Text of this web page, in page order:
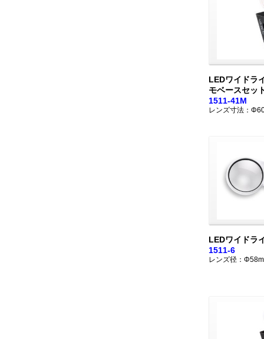
LEDワイドラ
モベースセッ
1511-41M
レンズ寸法：
LEDワイドラ
1511-6
レンズ径：